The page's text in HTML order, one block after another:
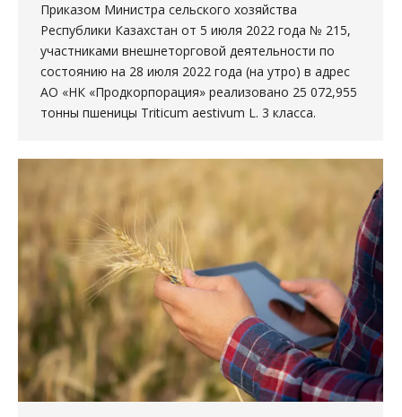
Приказом Министра сельского хозяйства
Республики Казахстан от 5 июля 2022 года № 215,
участниками внешнеторговой деятельности по
состоянию на 28 июля 2022 года (на утро) в адрес
АО «НК «Продкорпорация» реализовано 25 072,955
тонны пшеницы Triticum aestivum L. 3 класса.